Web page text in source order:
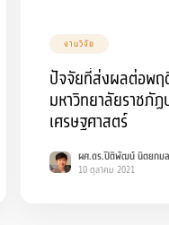
งานวิจัย
ปัจจัยที่ส่งผลต่อพฤ
มหาวิทยาลัยราชภั
เศรษฐศาสตร์
ผศ.ดร.ปิติพัฒน์ นิตยกม
10 ตุลาคม 2021